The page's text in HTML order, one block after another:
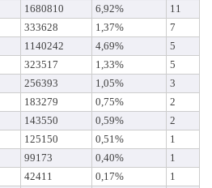
1680810 6,92%
11
333628 1,37%
7
1140242 4,69%
5
323517 1,33%
5
256393 1,05%
3
183279 0,75%
2
143550 0,59%
2
125150 0,51%
1
99173 0,40%
1
42411 0,17%
1